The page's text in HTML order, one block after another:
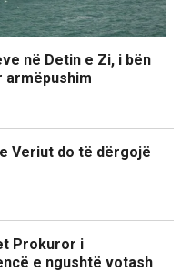
në Detin e Zi, i bën
armëpushim
Veriut do të dërgojë
Prokuror i
e ngushtë votash